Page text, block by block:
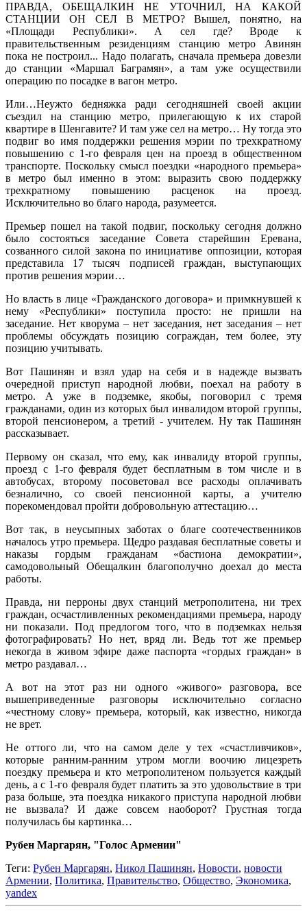
ПРАВДА, ОБЕЩАЛКИН НЕ УТОЧНИЛ, НА КАКОЙ
СТАНЦИИ ОН СЕЛ В МЕТРО? Вышел, понятно, на
«Площади Республики». А сел где? Вроде к
правительственным резиденциям станцию метро Авинян
пока не построил... Надо полагать, сначала премьера довезли
до станции «Маршал Баграмян», а там уже осуществили
операцию по посадке в вагон метро.
Или…Неужто бедняжка ради сегодняшней своей акции
съездил на станцию метро, прилегающую к их старой
квартире в Шенгавите? И там уже сел на метро… Ну тогда это
подвиг во имя поддержки решения мэрии по трехкратному
повышению с 1-го февраля цен на проезд в общественном
транспорте. Поскольку смысл поездки «народного премьера»
в метро был именно в этом: выразить свою поддержку
трехкратному повышению расценок на проезд.
Исключительно во благо народа, разумеется.
Премьер пошел на такой подвиг, поскольку сегодня должно
было состояться заседание Совета старейшин Еревана,
созванного силой закона по инициативе оппозиции, которая
представила 17 тысяч подписей граждан, выступающих
против решения мэрии…
Но власть в лице «Гражданского договора» и примкнувшей к
нему «Республики» поступила просто: не пришли на
заседание. Нет кворума – нет заседания, нет заседания – нет
проблемы обсуждать позицию сограждан, тем более, эту
позицию учитывать.
Вот Пашинян и взял удар на себя и в надежде вызвать
очередной приступ народной любви, поехал на работу в
метро. А уже в подземке, якобы, поговорил с тремя
гражданами, один из которых был инвалидом второй группы,
второй пенсионером, а третий - учителем. Ну так Пашинян
рассказывает.
Первому он сказал, что ему, как инвалиду второй группы,
проезд с 1-го февраля будет бесплатным в том числе и в
автобусах, второму посоветовал все расходы оплачивать
безналично, со своей пенсионной карты, а учителю
порекомендовал пройти добровольную аттестацию…
Вот так, в неусыпных заботах о благе соотечественников
началось утро премьера. Щедро раздавая бесплатные советы и
наказы гордым гражданам «бастиона демократии»,
самодовольный Обещалкин благополучно доехал до места
работы.
Правда, ни перроны двух станций метрополитена, ни трех
граждан, осчастливленных рекомендациями премьера, народу
ни показали. Под предлогом того, что в подземках нельзя
фотографировать? Но нет, вряд ли. Ведь тот же премьер
некогда в живом эфире даже паспорта «гордых граждан» в
метро раздавал…
А вот на этот раз ни одного «живого» разговора, все
вышеприведенные разговоры исключительно согласно
«честному слову» премьера, который, как известно, никогда
не врет.
Не оттого ли, что на самом деле у тех «счастливчиков»,
которые ранним-ранним утром могли воочию лицезреть
поездку премьера и кто метрополитеном пользуется каждый
день, а с 1-го февраля будет платить за это удовольствие в три
раза больше, эта поездка никакого приступа народной любви
не вызвала? И даже совсем наоборот? Грустная тогда
получилась бы картинка…
Рубен Маргарян, "Голос Армении"
Теги: Рубен Маргарян, Никол Пашинян, Новости, новости
Армении, Политика, Правительство, Общество, Экономика,
yandex